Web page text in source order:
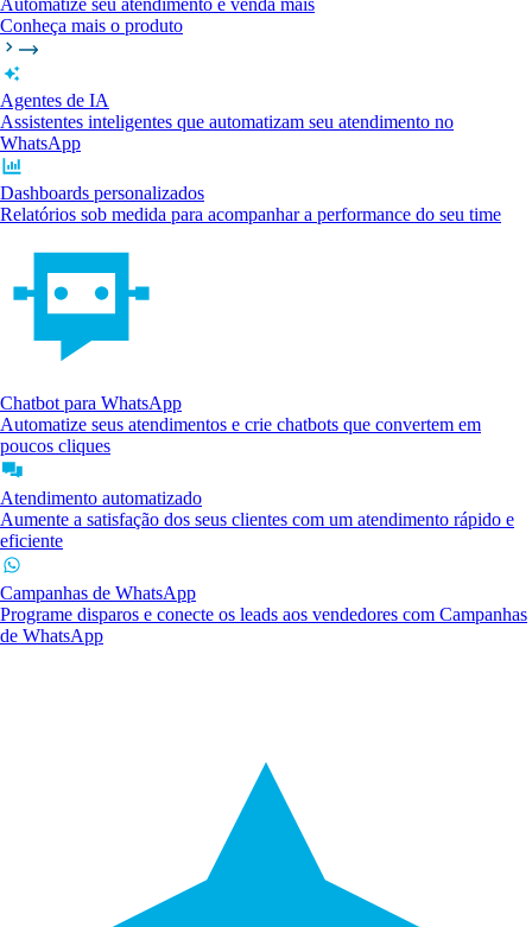
Conheça mais o produto
Agentes de IA
Assistentes inteligentes que automatizam seu atendimento no
WhatsApp
Dashboards personalizados
Relatórios sob medida para acompanhar a performance do seu time
Chatbot para WhatsApp
Automatize seus atendimentos e crie chatbots que convertem em
poucos cliques
Atendimento automatizado
Aumente a satisfação dos seus clientes com um atendimento rápido e
eficiente
Campanhas de WhatsApp
Programe disparos e conecte os leads aos vendedores com Campanhas
de WhatsApp